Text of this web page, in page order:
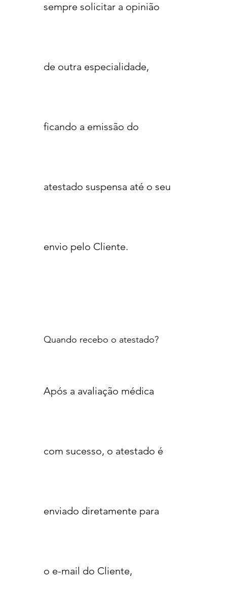
sempre solicitar a opinião
de outra especialidade,
ficando a emissão do
atestado suspensa até o seu
envio pelo Cliente.
Quando recebo o atestado?
Após a avaliação médica
com sucesso, o atestado é
enviado diretamente para
o e-mail do Cliente,